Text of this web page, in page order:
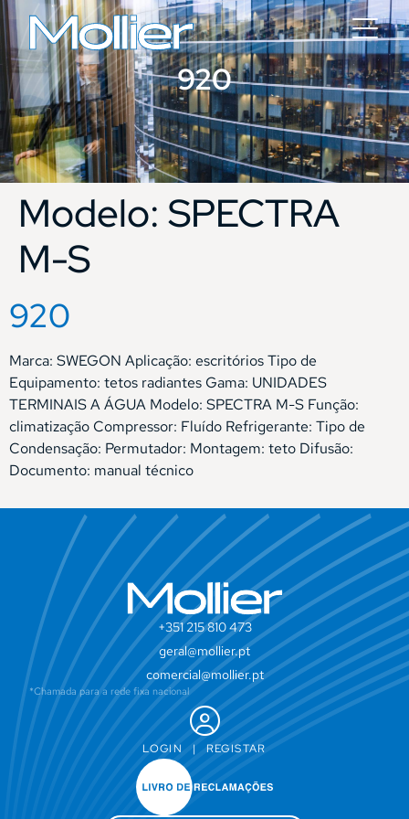
920
Modelo: SPECTRA
M-S
920
Marca: SWEGON Aplicação: escritórios Tipo de
Equipamento: tetos radiantes Gama: UNIDADES
TERMINAIS A ÁGUA Modelo: SPECTRA M-S Função:
climatização Compressor: Fluído Refrigerante: Tipo de
Condensação: Permutador: Montagem: teto Difusão:
Documento: manual técnico
+351 215 810 473
geral@mollier.pt
comercial@mollier.pt
*Chamada para a rede fixa nacional
LOGIN | REGISTAR